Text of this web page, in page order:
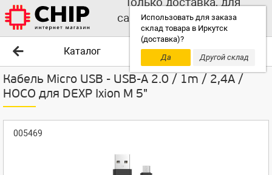
Использовать для заказа
склад товара в Иркутск
(доставка)?
Да
Другой склад
самовывоза выбирайте
другой склад!
Каталог
Кабель Micro USB - USB-A 2.0 / 1m / 2,4A /
HOCO для DEXP Ixion M 5"
005469